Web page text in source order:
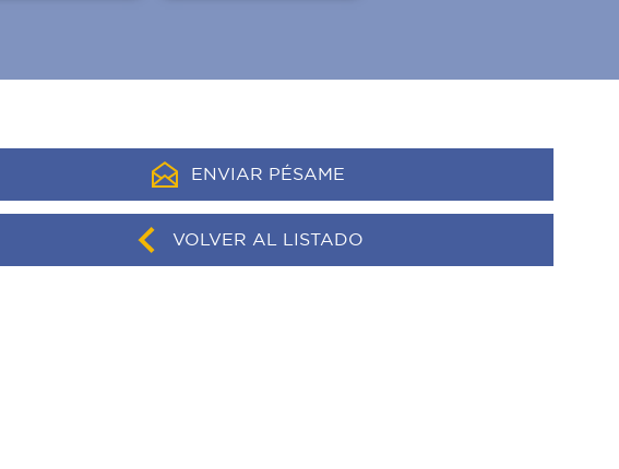
ENVIAR PÉSAME
VOLVER AL LISTADO